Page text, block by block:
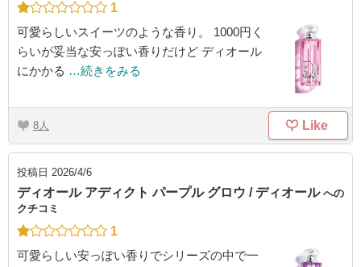
1
可愛らしいスイーツのような香り。 1000円く
らいが妥当な安っぽい香りだけど ディオール
にかかる …続きをみる
8 Like
投稿日 2026/4/6
ディオール アディクト パープル グロウ / ディオール への
クチコミ
1
可愛らしい安っぽい香りでシリーズの中で一